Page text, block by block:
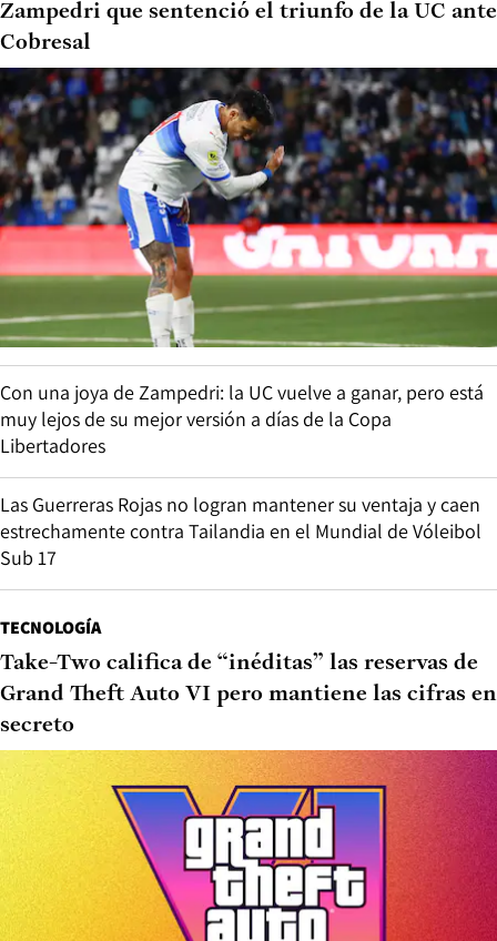
Zampedri que sentenció el triunfo de la UC ante
Cobresal
Con una joya de Zampedri: la UC vuelve a ganar, pero está
muy lejos de su mejor versión a días de la Copa
Libertadores
Las Guerreras Rojas no logran mantener su ventaja y caen
estrechamente contra Tailandia en el Mundial de Vóleibol
Sub 17
TECNOLOGÍA
Take-Two califica de “inéditas” las reservas de
Grand Theft Auto VI pero mantiene las cifras en
secreto